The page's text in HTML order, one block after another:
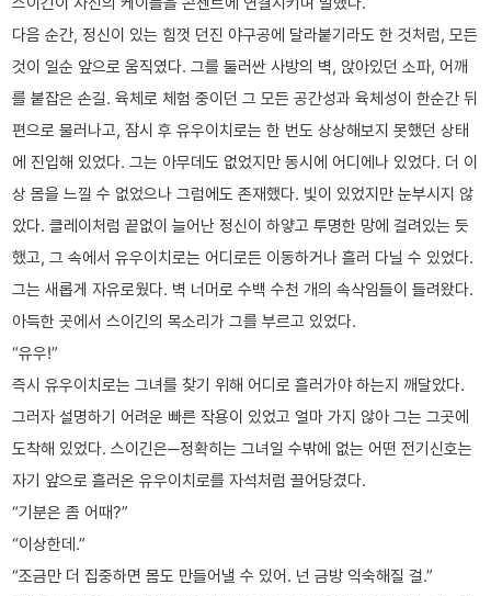
다음 순간, 정신이 있는 힘껏 던진 야구공에 달라붙기라도 한 것처럼, 모든
것이 일순 앞으로 움직였다. 그를 둘러싼 사방의 벽, 앉아있던 소파, 어깨
를 붙잡은 손길. 육체로 체험 중이던 그 모든 공간성과 육체성이 한순간 뒤
편으로 물러나고, 잠시 후 유우이치로는 한 번도 상상해보지 못했던 상태
에 진입해 있었다. 그는 아무데도 없었지만 동시에 어디에나 있었다. 더 이
상 몸을 느낄 수 없었으나 그럼에도 존재했다. 빛이 있었지만 눈부시지 않
았다. 클레이처럼 끝없이 늘어난 정신이 하얗고 투명한 망에 걸려있는 듯
했고, 그 속에서 유우이치로는 어디로든 이동하거나 흘러 다닐 수 있었다.
그는 새롭게 자유로웠다. 벽 너머로 수백 수천 개의 속삭임들이 들려왔다.
아득한 곳에서 스이긴의 목소리가 그를 부르고 있었다.
“유우!”
즉시 유우이치로는 그녀를 찾기 위해 어디로 흘러가야 하는지 깨달았다.
그러자 설명하기 어려운 빠른 작용이 있었고 얼마 가지 않아 그는 그곳에
도착해 있었다. 스이긴은─정확히는 그녀일 수밖에 없는 어떤 전기신호는
자기 앞으로 흘러온 유우이치로를 자석처럼 끌어당겼다.
“기분은 좀 어때?”
“이상한데.”
“조금만 더 집중하면 몸도 만들어낼 수 있어. 넌 금방 익숙해질 걸.”